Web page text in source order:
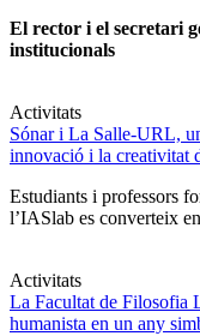
El rector i el secretari
institucionals
Activitats
Sónar i La Salle-URL,
innovació i la creativitat
Estudiants i professors
l’IASlab es converteix
Activitats
La Facultat de Filosofia
humanista en un any